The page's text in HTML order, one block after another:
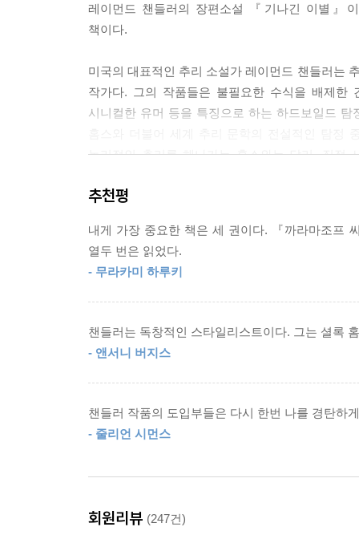
--- p.551
레이먼드 챈들러의 장편소설 『기나긴 이별』
책이다.
미국의 대표적인 추리 소설가 레이먼드 챈들러는
작가다. 그의 작품들은 불필요한 수식을 배제한
시니컬한 유머 등을 특징으로 하는 하드보일드
논리적인 추리를 해나가는 홈스와는 달리, 직접
하드보일드 3대 걸작으로 손꼽히는 작품이다.
걸작으로, 초기작의 에너지 넘치던 냉소적 청년에
아내를 끔찍하게 살해한 용의자로 몰린 수수께끼
자살을 둘러싼 비밀들을 풀어 나가는 과정의 이야
이 작품으로 챈들러는 1955년 미국 추리 작가
하루키를 비롯한 현대 주요 작가들에게 큰 영향
열두 번 이상은 읽었노라고 언급하기도 했다.
한 획을 그었다. 주인공 역은 엘리엇 굴드가 맡았다.
추천평
내게 가장 중요한 책은 세 권이다. 『까라마조프
열두 번은 읽었다.
- 무라카미 하루키
챈들러는 독창적인 스타일리스트이다. 그는 셜록
- 앤서니 버지스
챈들러 작품의 도입부들은 다시 한번 나를 경탄하
- 줄리언 시먼스
회원리뷰 (247건)